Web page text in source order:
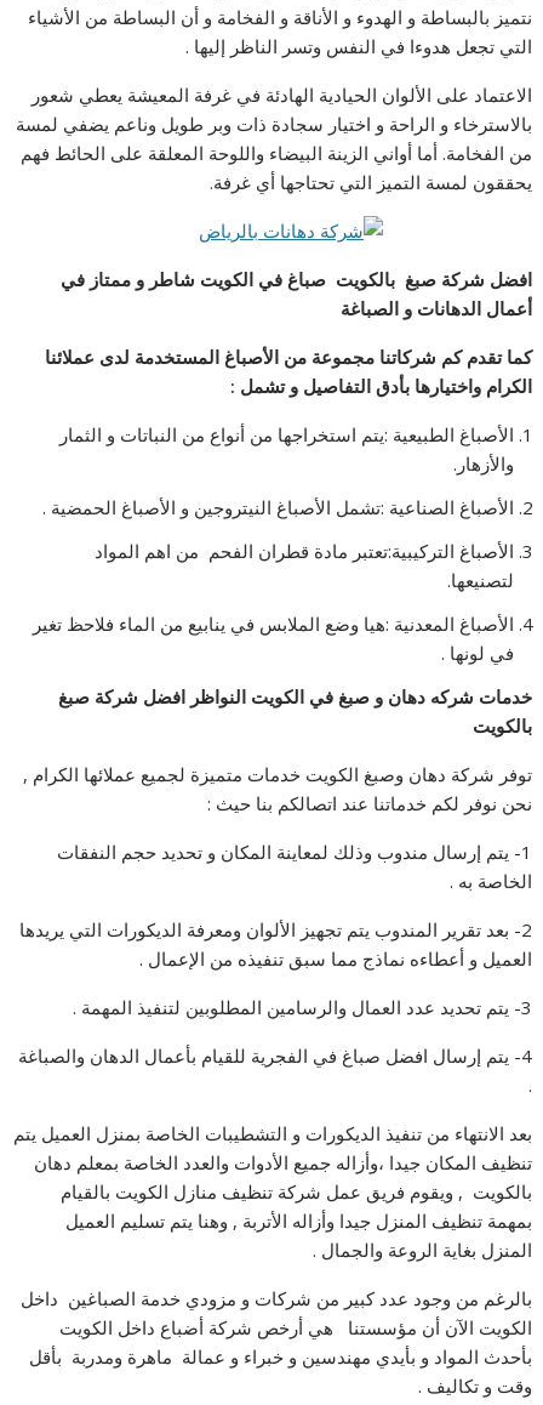
نتميز بالبساطة و الهدوء و الأناقة و الفخامة و أن البساطة من الأشياء
التي تجعل هدوءا في النفس وتسر الناظر إليها .
الاعتماد على الألوان الحيادية الهادئة في غرفة المعيشة يعطي شعور
بالاسترخاء و الراحة و اختيار سجادة ذات وبر طويل وناعم يضفي لمسة
من الفخامة. أما أواني الزينة البيضاء واللوحة المعلقة على الحائط فهم
يحققون لمسة التميز التي تحتاجها أي غرفة.
افضل شركة صبغ بالكويت صباغ في الكويت شاطر و ممتاز في
أعمال الدهانات و الصباغة
كما تقدم كم شركاتنا مجموعة من الأصباغ المستخدمة لدى عملائنا
الكرام واختيارها بأدق التفاصيل و تشمل :
الأصباغ الطبيعية :يتم استخراجها من أنواع من النباتات و الثمار
والأزهار.
الأصباغ الصناعية :تشمل الأصباغ النيتروجين و الأصباغ الحمضية .
الأصباغ التركيبية:تعتبر مادة قطران الفحم من اهم المواد
لتصنيعها.
الأصباغ المعدنية :هيا وضع الملابس في ينابيع من الماء فلاحظ تغير
في لونها .
خدمات شركه دهان و صبغ في الكويت النواظر افضل شركة صبغ
بالكويت
توفر شركة دهان وصبغ الكويت خدمات متميزة لجميع عملائها الكرام ,
نحن نوفر لكم خدماتنا عند اتصالكم بنا حيث :
1- يتم إرسال مندوب وذلك لمعاينة المكان و تحديد حجم النفقات
الخاصة به .
2- بعد تقرير المندوب يتم تجهيز الألوان ومعرفة الديكورات التي يريدها
العميل و أعطاءه نماذج مما سبق تنفيذه من الإعمال .
3- يتم تحديد عدد العمال والرسامين المطلوبين لتنفيذ المهمة .
4- يتم إرسال افضل صباغ في الفجرية للقيام بأعمال الدهان والصباغة
.
بعد الانتهاء من تنفيذ الديكورات و التشطيبات الخاصة بمنزل العميل يتم
تنظيف المكان جيدا ،وأزاله جميع الأدوات والعدد الخاصة بمعلم دهان
بالكويت , ويقوم فريق عمل شركة تنظيف منازل الكويت بالقيام
بمهمة تنظيف المنزل جيدا وأزاله الأتربة , وهنا يتم تسليم العميل
المنزل بغاية الروعة والجمال .
بالرغم من وجود عدد كبير من شركات و مزودي خدمة الصباغين داخل
الكويت الآن أن مؤسستنا هي أرخص شركة أضباع داخل الكويت
بأحدث المواد و بأيدي مهندسين و خبراء و عمالة ماهرة ومدربة بأقل
وقت و تكاليف .